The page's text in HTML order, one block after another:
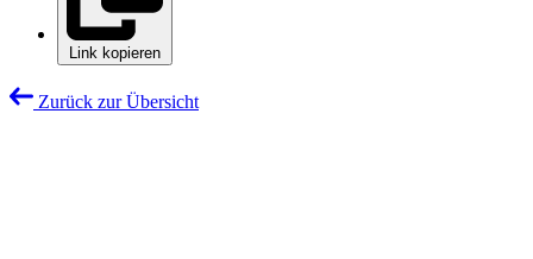
Link kopieren
Zurück zur Übersicht